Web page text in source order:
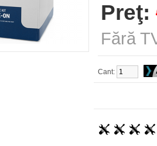
Preţ:
Fără
Cant: